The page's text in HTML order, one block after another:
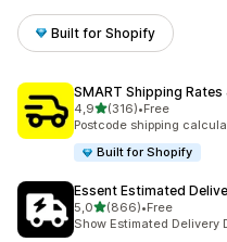
Built for Shopify
SMART Shipping Rates
4,9de 5 estrelas
(316)
316 total de avaliações
•Free
Postcode shipping
Built for Shopify
Essent Estimated
5,0de 5 estrelas
(866)
866 total de avaliações
•Free
Show Estimated Delivery